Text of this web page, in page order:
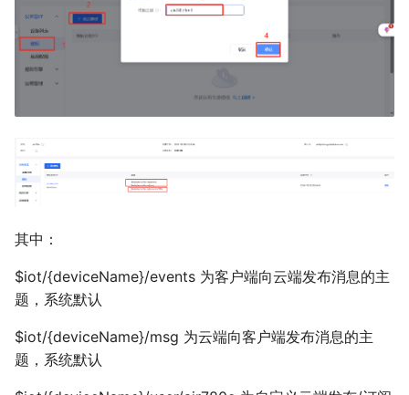
其中：
$iot/{deviceName}/events 为客户端向云端发布消息的主
题，系统默认
$iot/{deviceName}/msg 为云端向客户端发布消息的主
题，系统默认